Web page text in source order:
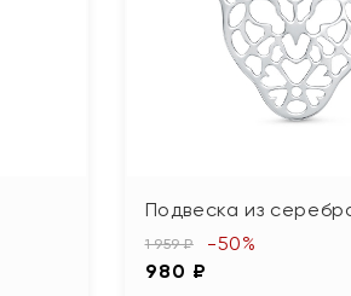
Подвеска из
1 959 ₽
980 ₽
-50%